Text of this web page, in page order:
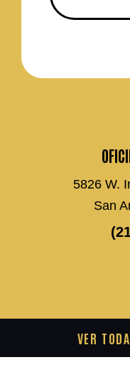
5826 W.
San
VER